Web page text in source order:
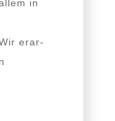
in
erar­